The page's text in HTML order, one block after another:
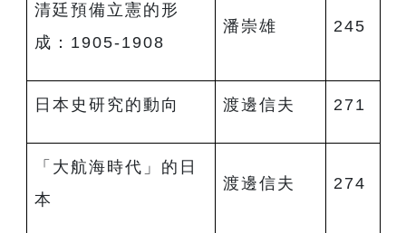
清廷預備立憲的形
成：1905-1908
潘崇雄 245
日本史研究的動向 渡邊信夫 271
「大航海時代」的日
本
渡邊信夫 274